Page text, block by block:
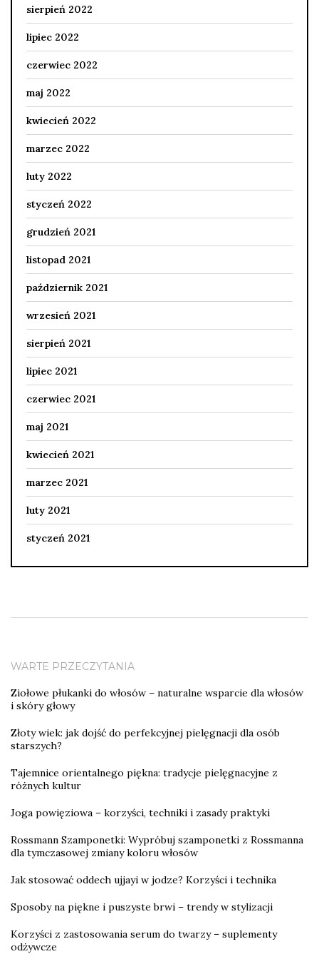
sierpień 2022
lipiec 2022
czerwiec 2022
maj 2022
kwiecień 2022
marzec 2022
luty 2022
styczeń 2022
grudzień 2021
listopad 2021
październik 2021
wrzesień 2021
sierpień 2021
lipiec 2021
czerwiec 2021
maj 2021
kwiecień 2021
marzec 2021
luty 2021
styczeń 2021
WARTE PRZECZYTANIA
Ziołowe płukanki do włosów – naturalne wsparcie dla włosów
i skóry głowy
Złoty wiek: jak dojść do perfekcyjnej pielęgnacji dla osób
starszych?
Tajemnice orientalnego piękna: tradycje pielęgnacyjne z
różnych kultur
Joga powięziowa – korzyści, techniki i zasady praktyki
Rossmann Szamponetki: Wypróbuj szamponetki z Rossmanna
dla tymczasowej zmiany koloru włosów
Jak stosować oddech ujjayi w jodze? Korzyści i technika
Sposoby na piękne i puszyste brwi – trendy w stylizacji
Korzyści z zastosowania serum do twarzy – suplementy
odżywcze